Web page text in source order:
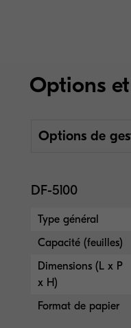
Options
Options de
DF-5100
Type général
Capacité (feuilles)
Dimensions (L x P
x H)
Format de papier